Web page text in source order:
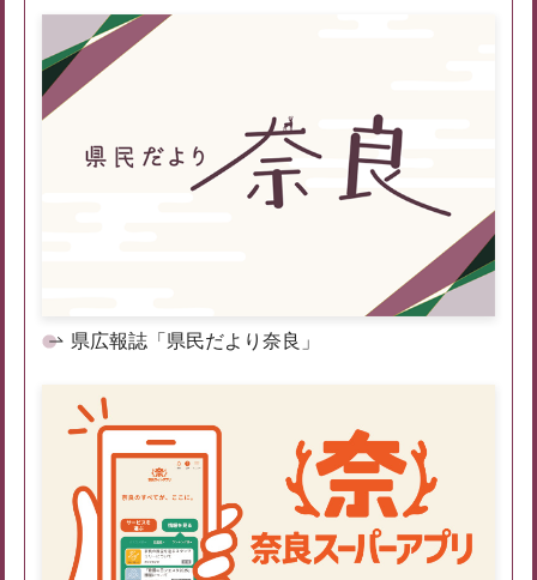
県広報誌「県民だより奈良」